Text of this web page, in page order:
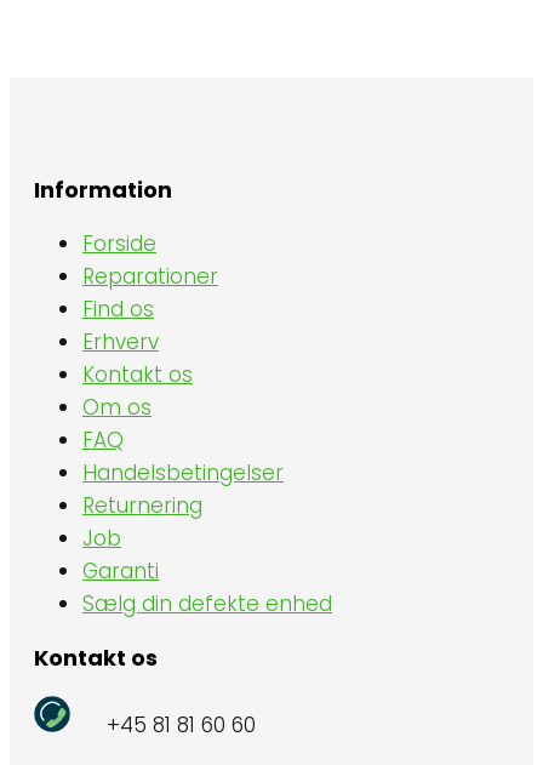
Information
Forside
Reparationer
Find os
Erhverv
Kontakt os
Om os
FAQ
Handelsbetingelser
Returnering
Job
Garanti
Sælg din defekte enhed
Kontakt os
+45 81 81 60 60